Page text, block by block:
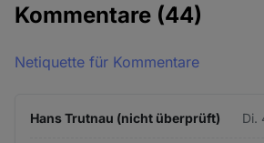
Kommentare (44)
Netiquette für Kommentare
Hans Trutnau (nicht überprüft) Di.